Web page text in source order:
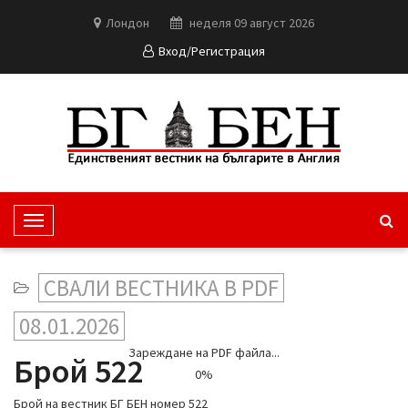
Лондон
неделя 09 август 2026
Вход/Регистрация
T
o
l
e
v
СВАЛИ ВЕСТНИКА В PDF
08.01.2026
Брой 522
Брой на вестник БГ БЕН номер 522
Зареждане на PDF файла...
0%